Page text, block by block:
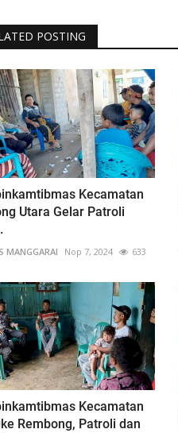
POSTING
Kecamatan
Utara Gelar Patroli
MANGGARAI Nop 7, 2024 633
Kecamatan
Rembong, Patroli dan